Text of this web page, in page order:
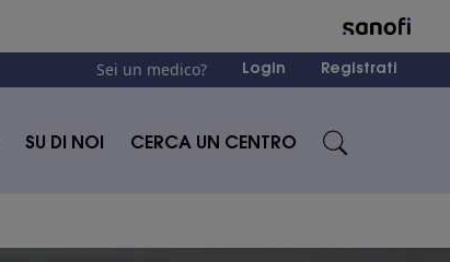
Sei un medico? Login Registrati
SU DI NOI CERCA UN CENTRO